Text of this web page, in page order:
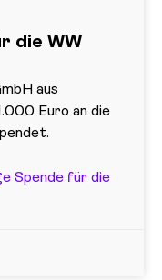
die WW
aus
Euro an die
Spende für die